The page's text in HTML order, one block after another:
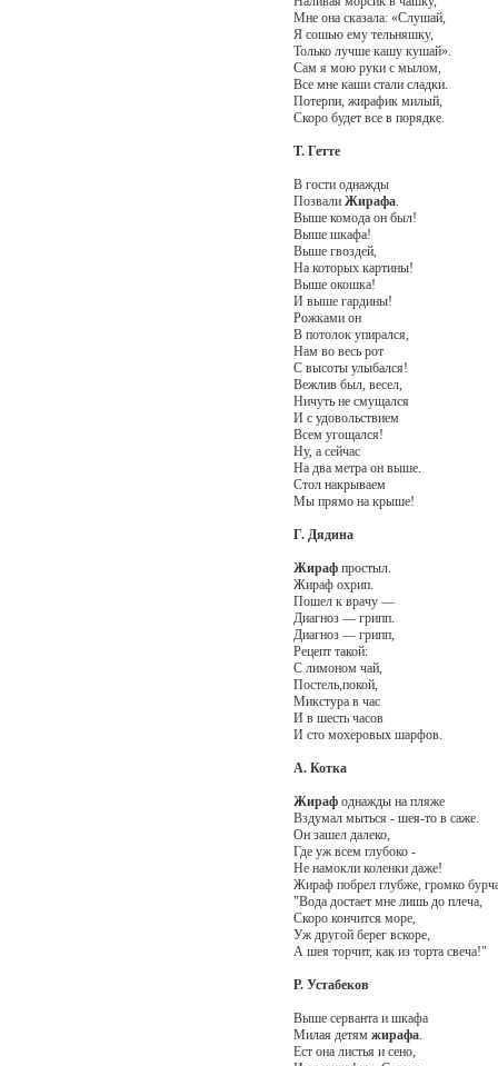
Мне она сказала: «Слушай,
Я сошью ему тельняшку,
Только лучше кашу кушай».
Сам я мою руки с мылом,
Все мне каши стали сладки.
Потерпи, жирафик милый,
Скоро будет все в порядке.
Т. Гетте
В гости однажды
Позвали Жирафа.
Выше комода он был!
Выше шкафа!
Выше гвоздей,
На которых картины!
Выше окошка!
И выше гардины!
Рожками он
В потолок упирался,
Нам во весь рот
С высоты улыбался!
Вежлив был, весел,
Ничуть не смущался
И с удовольствием
Всем угощался!
Ну, а сейчас
На два метра он выше.
Стол накрываем
Мы прямо на крыше!
Г. Дядина
Жирафпростыл.
Жираф охрип.
Пошел к врачу —
Диагноз — грипп.
Диагноз — грипп,
Рецепт такой:
С лимоном чай,
Постель,покой,
Микстура в час
И в шесть часов
И сто мохеровых шарфов.
А. Котка
Жирафоднажды на пляже
Вздумал мыться - шея-то в саже.
Он зашел далеко,
Где уж всем глубоко -
Не намокли коленки даже!
Жираф побрел глубже, громко
"Вода достает мне лишь до плеча,
Скоро кончится море,
Уж другой берег вскоре,
А шея торчит, как из торта свеча!"
Р. Устабеков
Выше серванта и шкафа
Милая детям жирафа.
Ест она листья и сено,